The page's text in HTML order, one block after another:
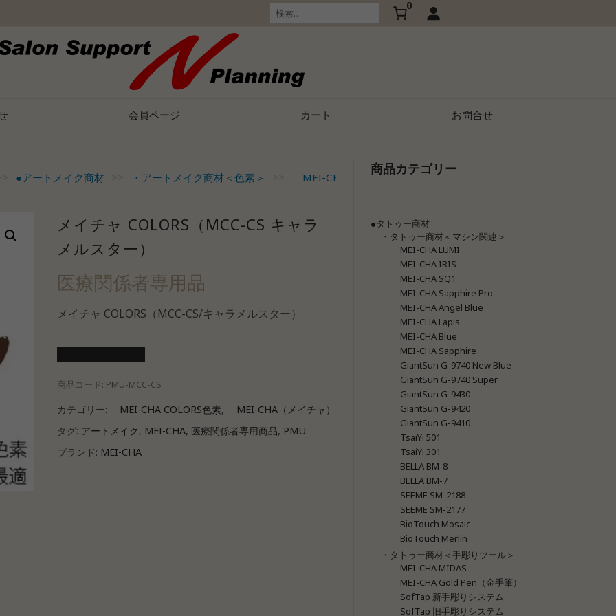
検
索:
0
会員ページ カート お問合せ
●アートメイク商材 ・アートメイク商材＜色素＞ MEI-CHA COLORS色素 >> メイチャ COLORS（MCC-CS キャラメ
メイチャ COLORS（MCC-CS キャラ
メルスター）
医療関係者専用品
メイチャ COLORS（MCC-CS/キャラメルスター）
商品コード: PMU-MCC-CS
カテゴリー: MEI-CHA COLORS色素,
MEI-CHA（メイチャ）
タグ: アートメイク, MEI-CHA, 医療関係者専用商品, PMU
ブランド: MEI-CHA
商品カテゴリー
●タトゥー商材
・タトゥー商材＜マシン関連＞
MEI-CHA LUMI
MEI-CHA IRIS
MEI-CHA SQ1
MEI-CHA Sapphire Pro
MEI-CHA Angel Blue
MEI-CHA Lapis
MEI-CHA Blue
MEI-CHA Sapphire
GiantSun G-9740 New Blue
GiantSun G-9740 Super
GiantSun G-9430
GiantSun G-9420
GiantSun G-9410
TsaiYi 501
TsaiYi 301
BELLA BM-8
BELLA BM-7
SEEME SM-2188
SEEME SM-2177
BioTouch Mosaic
BioTouch Merlin
・タトゥー商材＜手彫りツール＞
MEI-CHA MIDAS
MEI-CHA Gold Pen（金手筆）
SofTap 新手彫りシステム
SofTap 旧手彫りシステム